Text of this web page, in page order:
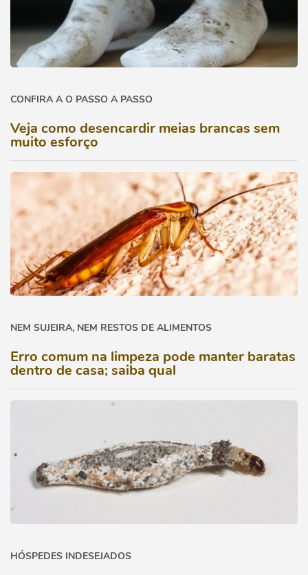
CONFIRA A O PASSO A PASSO
Veja como desencardir meias brancas sem
muito esforço
NEM SUJEIRA, NEM RESTOS DE ALIMENTOS
Erro comum na limpeza pode manter baratas
dentro de casa; saiba qual
HÓSPEDES INDESEJADOS